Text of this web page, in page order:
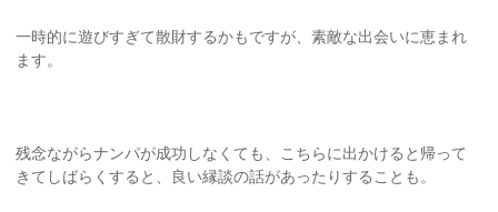
一時的に遊びすぎて散財するかもですが、素敵な出会いに恵まれ
ます。
残念ながらナンパが成功しなくても、こちらに出かけると帰って
きてしばらくすると、良い縁談の話があったりすることも。